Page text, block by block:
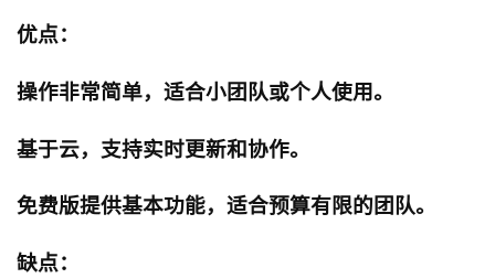
优点：
操作非常简单，适合小团队或个人使用。
基于云，支持实时更新和协作。
免费版提供基本功能，适合预算有限的团队。
缺点：